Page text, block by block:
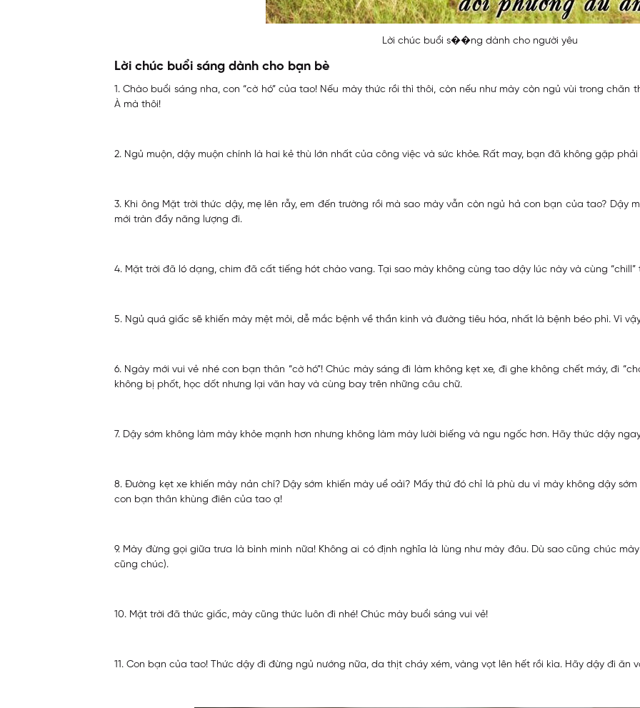
Lời chúc buổi s��ng dành cho người yêu
Lời chúc buổi sáng dành cho bạn bè
1. Chào buổi sáng nha, con “cờ hó” của tao! Nếu mày thức rồi thì thôi, còn nếu như mày còn ngủ vùi trong chăn
À mà thôi!
2. Ngủ muộn, dậy muộn chính là hai kẻ thù lớn nhất của công việc và sức khỏe. Rất may, bạn đã không gặp
3. Khi ông Mặt trời thức dậy, mẹ lên rẫy, em đến trường rồi mà sao mày vẫn còn ngủ hả con bạn của tao? Dậy
mới tràn đầy năng lượng đi.
4. Mặt trời đã ló dạng, chim đã cất tiếng hót chào vang. Tại sao mày không cùng tao dậy lúc này và cùng
5. Ngủ quá giấc sẽ khiến mày mệt mỏi, dễ mắc bệnh về thần kinh và đường tiêu hóa, nhất là bệnh béo phì. Vì
6. Ngày mới vui vẻ nhé con bạn thân “cờ hó”! Chúc mày sáng đi làm không kẹt xe, đi ghe không chết máy, đi
không bị phốt, học dốt nhưng lại văn hay và cùng bay trên những câu chữ.
7. Dậy sớm không làm mày khỏe mạnh hơn nhưng không làm mày lười biếng và ngu ngốc hơn. Hãy thức dậy
8. Đường kẹt xe khiến mày nản chí? Dậy sớm khiến mày uể oải? Mấy thứ đó chỉ là phù du vì mày không dậy
con bạn thân khùng điên của tao ạ!
9. Mày đừng gọi giữa trưa là bình minh nữa! Không ai có định nghĩa là lùng như mày đâu. Dù sao cũng chúc
cũng chúc).
10. Mặt trời đã thức giấc, mày cũng thức luôn đi nhé! Chúc mày buổi sáng vui vẻ!
11. Con bạn của tao! Thức dậy đi đừng ngủ nướng nữa, da thịt cháy xém, vàng vọt lên hết rồi kìa. Hãy dậy đi ăn